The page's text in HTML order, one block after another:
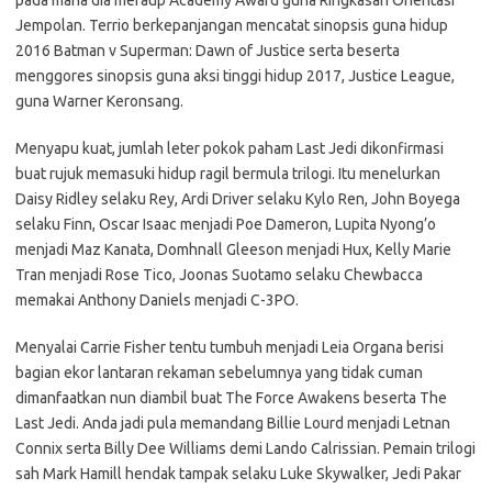
Jempolan. Terrio berkepanjangan mencatat sinopsis guna hidup
2016 Batman v Superman: Dawn of Justice serta beserta
menggores sinopsis guna aksi tinggi hidup 2017, Justice League,
guna Warner Keronsang.
Menyapu kuat, jumlah leter pokok paham Last Jedi dikonfirmasi
buat rujuk memasuki hidup ragil bermula trilogi. Itu menelurkan
Daisy Ridley selaku Rey, Ardi Driver selaku Kylo Ren, John Boyega
selaku Finn, Oscar Isaac menjadi Poe Dameron, Lupita Nyong’o
menjadi Maz Kanata, Domhnall Gleeson menjadi Hux, Kelly Marie
Tran menjadi Rose Tico, Joonas Suotamo selaku Chewbacca
memakai Anthony Daniels menjadi C-3PO.
Menyalai Carrie Fisher tentu tumbuh menjadi Leia Organa berisi
bagian ekor lantaran rekaman sebelumnya yang tidak cuman
dimanfaatkan nun diambil buat The Force Awakens beserta The
Last Jedi. Anda jadi pula memandang Billie Lourd menjadi Letnan
Connix serta Billy Dee Williams demi Lando Calrissian. Pemain trilogi
sah Mark Hamill hendak tampak selaku Luke Skywalker, Jedi Pakar